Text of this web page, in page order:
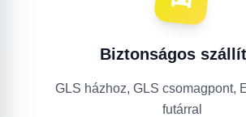
Biztonságos
GLS házhoz, GLS csomagpont,
futárral